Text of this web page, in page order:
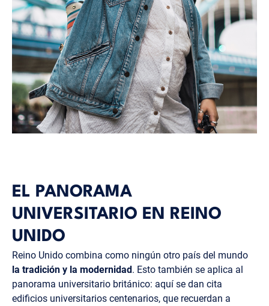
EL PANORAMA
UNIVERSITARIO EN REINO
UNIDO
Reino Unido combina como ningún otro país del mundo
la tradición y la modernidad. Esto también se aplica al
panorama universitario británico: aquí se dan cita
edificios universitarios centenarios, que recuerdan a